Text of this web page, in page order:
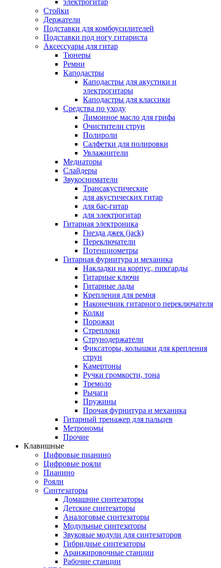
электрогитар
Стойки
Держатели
Подставки для комбоусилителей
Подставки под ногу гитариста
Аксессуары для гитар
Тюнеры
Ремни
Каподастры
Каподастры для акустики и
электрогитары
Каподастры для классики
Средства по уходу
Лимонное масло для грифа
Очистители струн
Полироли
Салфетки для полировки
Увлажнители
Медиаторы
Слайдеры
Звукосниматели
Трансакустические
для акустических гитар
для бас-гитар
для электрогитар
Гитарная электроника
Гнезда джек (jack)
Переключатели
Потенциометры
Гитарная фурнитура и механика
Накладки на корпус, пикгарды
Гитарные ключи
Гитарные лады
Крепления для ремня
Наконечник гитарного переключателя
Колки
Порожки
Стреплоки
Струнодержатели
Фиксаторы, колышки для крепления
струн
Камертоны
Ручки громкости, тона
Тремоло
Рычаги
Пружины
Прочая фурнитура и механика
Гитарный тренажер для пальцев
Метрономы
Прочие
Клавишные
Цифровые пианино
Цифровые рояли
Пианино
Рояли
Синтезаторы
Домашние синтезаторы
Детские синтезаторы
Аналоговые синтезаторы
Модульные синтезаторы
Звуковые модули для синтезаторов
Гибридные синтезаторы
Аранжировочные станции
Рабочие станции